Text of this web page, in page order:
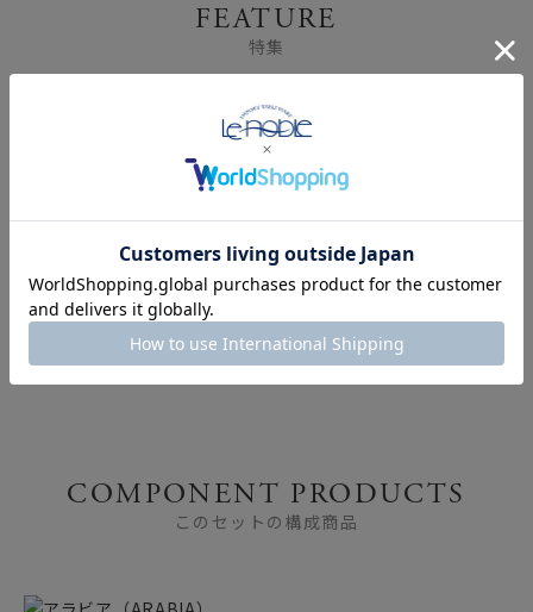
FEATURE
特集
アラビア「ムーミン コ
レクション」｜北欧生ま
COMPONENT PRODUCTS
このセットの構成商品